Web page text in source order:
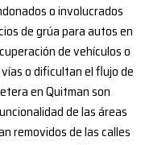
o involucrados
de grúa para autos en
de vehículos o
o dificultan el flujo de
en Quitman son
de las áreas
removidos de las calles